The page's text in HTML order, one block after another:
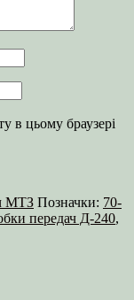
в цьому браузері
МТЗ Позначки: 70-
передач Д-240,